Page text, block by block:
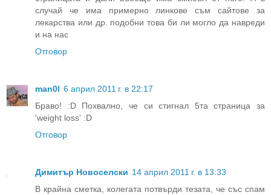
случай че има примерно линкове съм сайтове за
лекарства или др. подобни това би ли могло да навреди
и на нас
Отговор
man0l 6 април 2011 г. в 22:17
Браво! :D Похвално, че си стигнал 5та страница за
'weight loss' :D
Отговор
Димитър Новоселски 14 април 2011 г. в 13:33
В крайна сметка, колегата потвърди тезата, че със спам